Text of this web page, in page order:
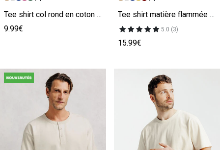
Tee shirt col rond en coton beige
9.99€
Tee shirt matière flammée broderie poitrine beige
5.0 (3)
15.99€